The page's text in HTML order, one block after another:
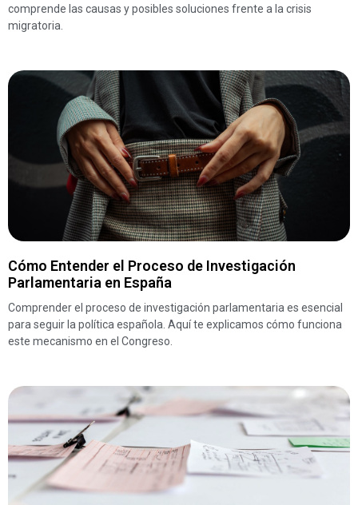
comprende las causas y posibles soluciones frente a la crisis
migratoria.
Cómo Entender el Proceso de Investigación
Parlamentaria en España
Comprender el proceso de investigación parlamentaria es esencial
para seguir la política española. Aquí te explicamos cómo funciona
este mecanismo en el Congreso.